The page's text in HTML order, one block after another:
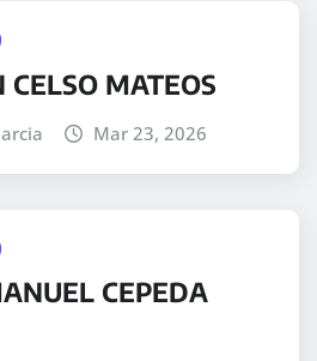
CELSO MATEOS
Mar 23, 2026
CEPEDA